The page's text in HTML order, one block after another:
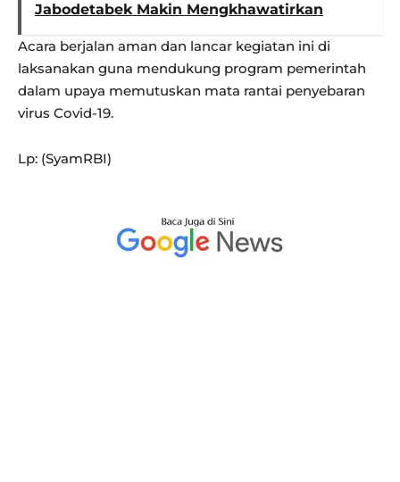
Jabodetabek Makin Mengkhawatirkan
Acara berjalan aman dan lancar kegiatan ini di
laksanakan guna mendukung program pemerintah
dalam upaya memutuskan mata rantai penyebaran
virus Covid-19.
Lp: (SyamRBI)